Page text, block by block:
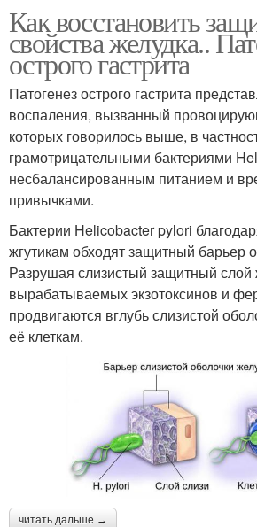
Как восстановить
свойства желудка..
острого гастрита
Патогенез острого гастрита
воспаления, вызванный
которых говорилось выше, в
грамотрицательными бактериями
несбалансированным питанием и
привычками.
Бактерии Helicobacter pylori
жгутикам обходят защитный барьер
Разрушая слизистый защитный
вырабатываемых экзотоксинов и
продвигаются вглубь слизистой
её клеткам.
читать дальше →